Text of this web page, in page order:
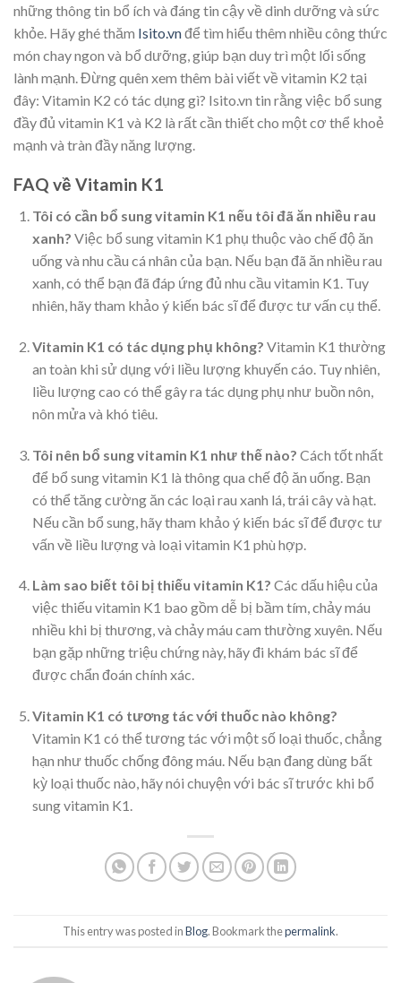
những thông tin bổ ích và đáng tin cậy về dinh dưỡng và sức
khỏe. Hãy ghé thăm Isito.vnđể tìm hiểu thêm nhiều công thức
món chay ngon và bổ dưỡng, giúp bạn duy trì một lối sống
lành mạnh. Đừng quên xem thêm bài viết về vitamin K2 tại
đây: Vitamin K2 có tác dụng gì? Isito.vn tin rằng việc bổ sung
đầy đủ vitamin K1 và K2 là rất cần thiết cho một cơ thể khoẻ
mạnh và tràn đầy năng lượng.
FAQ về Vitamin K1
Tôi có cần bổ sung vitamin K1 nếu tôi đã ăn nhiều rau
xanh? Việc bổ sung vitamin K1 phụ thuộc vào chế độ ăn
uống và nhu cầu cá nhân của bạn. Nếu bạn đã ăn nhiều rau
xanh, có thể bạn đã đáp ứng đủ nhu cầu vitamin K1. Tuy
nhiên, hãy tham khảo ý kiến bác sĩ để được tư vấn cụ thể.
Vitamin K1 có tác dụng phụ không? Vitamin K1 thường
an toàn khi sử dụng với liều lượng khuyến cáo. Tuy nhiên,
liều lượng cao có thể gây ra tác dụng phụ như buồn nôn,
nôn mửa và khó tiêu.
Tôi nên bổ sung vitamin K1 như thế nào? Cách tốt nhất
để bổ sung vitamin K1 là thông qua chế độ ăn uống. Bạn
có thể tăng cường ăn các loại rau xanh lá, trái cây và hạt.
Nếu cần bổ sung, hãy tham khảo ý kiến bác sĩ để được tư
vấn về liều lượng và loại vitamin K1 phù hợp.
Làm sao biết tôi bị thiếu vitamin K1? Các dấu hiệu của
việc thiếu vitamin K1 bao gồm dễ bị bầm tím, chảy máu
nhiều khi bị thương, và chảy máu cam thường xuyên. Nếu
bạn gặp những triệu chứng này, hãy đi khám bác sĩ để
được chẩn đoán chính xác.
Vitamin K1 có tương tác với thuốc nào không?
Vitamin K1 có thể tương tác với một số loại thuốc, chẳng
hạn như thuốc chống đông máu. Nếu bạn đang dùng bất
kỳ loại thuốc nào, hãy nói chuyện với bác sĩ trước khi bổ
sung vitamin K1.
This entry was posted inBlog. Bookmark thepermalink.